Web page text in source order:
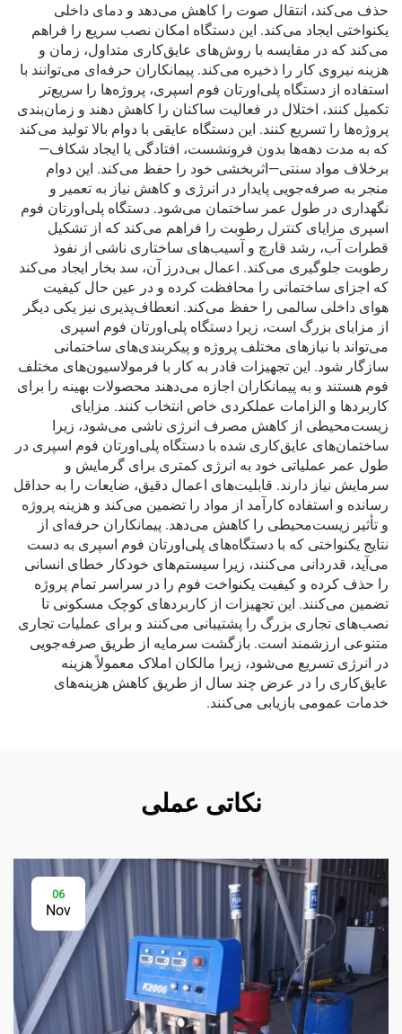
حذف می‌کند، انتقال صوت را کاهش می‌دهد و دمای داخلی
یکنواختی ایجاد می‌کند. این دستگاه امکان نصب سریع را فراهم
می‌کند که در مقایسه با روش‌های عایق‌کاری متداول، زمان و
هزینه نیروی کار را ذخیره می‌کند. پیمانکاران حرفه‌ای می‌توانند با
استفاده از دستگاه پلی‌اورتان فوم اسپری، پروژه‌ها را سریع‌تر
تکمیل کنند، اختلال در فعالیت ساکنان را کاهش دهند و زمان‌بندی
پروژه‌ها را تسریع کنند. این دستگاه عایقی با دوام بالا تولید می‌کند
که به مدت دهه‌ها بدون فرونشست، افتادگی یا ایجاد شکاف—
برخلاف مواد سنتی—اثربخشی خود را حفظ می‌کند. این دوام
منجر به صرفه‌جویی پایدار در انرژی و کاهش نیاز به تعمیر و
نگهداری در طول عمر ساختمان می‌شود. دستگاه پلی‌اورتان فوم
اسپری مزایای کنترل رطوبت را فراهم می‌کند که از تشکیل
قطرات آب، رشد قارچ و آسیب‌های ساختاری ناشی از نفوذ
رطوبت جلوگیری می‌کند. اعمال بی‌درز آن، سد بخار ایجاد می‌کند
که اجزای ساختمانی را محافظت کرده و در عین حال کیفیت
هوای داخلی سالمی را حفظ می‌کند. انعطاف‌پذیری نیز یکی دیگر
از مزایای بزرگ است، زیرا دستگاه پلی‌اورتان فوم اسپری
می‌تواند با نیازهای مختلف پروژه و پیکربندی‌های ساختمانی
سازگار شود. این تجهیزات قادر به کار با فرمولاسیون‌های مختلف
فوم هستند و به پیمانکاران اجازه می‌دهند محصولات بهینه را برای
کاربردها و الزامات عملکردی خاص انتخاب کنند. مزایای
زیست‌محیطی از کاهش مصرف انرژی ناشی می‌شود، زیرا
ساختمان‌های عایق‌کاری شده با دستگاه پلی‌اورتان فوم اسپری در
طول عمر عملیاتی خود به انرژی کمتری برای گرمایش و
سرمایش نیاز دارند. قابلیت‌های اعمال دقیق، ضایعات را به حداقل
رسانده و استفاده کارآمد از مواد را تضمین می‌کند و هزینه پروژه
و تأثیر زیست‌محیطی را کاهش می‌دهد. پیمانکاران حرفه‌ای از
نتایج یکنواختی که با دستگاه‌های پلی‌اورتان فوم اسپری به دست
می‌آید، قدردانی می‌کنند، زیرا سیستم‌های خودکار خطای انسانی
را حذف کرده و کیفیت یکنواخت فوم را در سراسر تمام پروژه
تضمین می‌کنند. این تجهیزات از کاربردهای کوچک مسکونی تا
نصب‌های تجاری بزرگ را پشتیبانی می‌کنند و برای عملیات تجاری
متنوعی ارزشمند است. بازگشت سرمایه از طریق صرفه‌جویی
در انرژی تسریع می‌شود، زیرا مالکان املاک معمولاً هزینه
عایق‌کاری را در عرض چند سال از طریق کاهش هزینه‌های
خدمات عمومی بازیابی می‌کنند.
نکاتی عملی
06
Nov